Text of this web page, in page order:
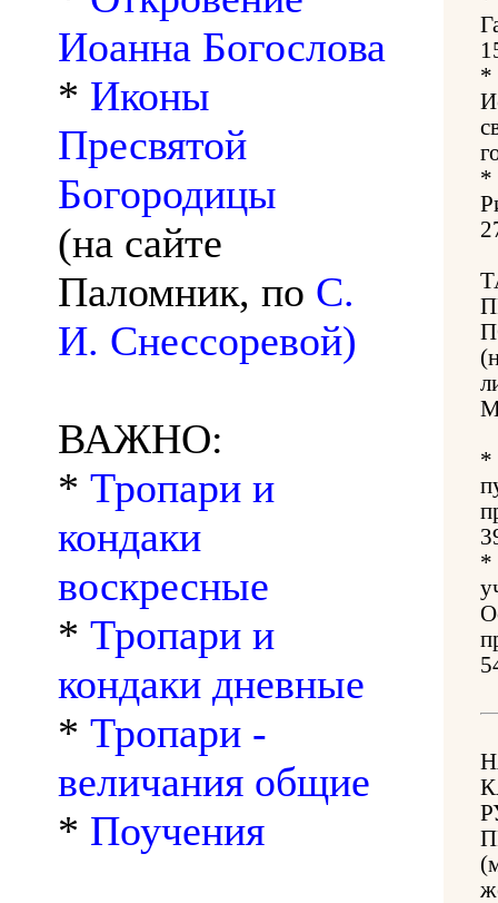
Иоанна Богослова
* Иконы
Пресвятой
Богородицы
(на сайте
Паломник, по С.
И. Снессоревой)
ВАЖНО:
* Тропари и
кондаки
воскресные
* Тропари и
кондаки дневные
* Тропари -
величания общие
* Поучения
*
*
*
*